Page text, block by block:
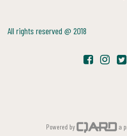
All rights reserved @ 2018
Powered by a